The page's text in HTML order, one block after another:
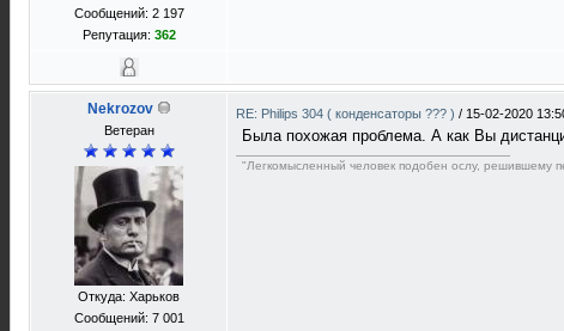
Сообщений: 2 197
Репутация: 362
Nekrozov
Ветеран
Откуда: Харьков
Сообщений: 7 001
RE: Philips 304 ( конденсаторы ??? ) / 15-02-2020
Была похожая проблема. А как Вы
"Легкомысленный человек подобен ослу, решившему